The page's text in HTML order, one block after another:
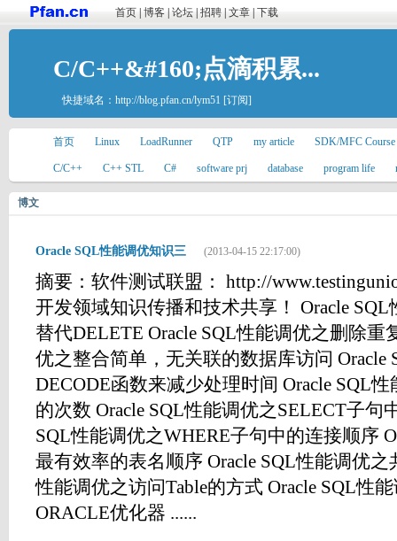
首页 博客 论坛 招聘 文章 下载
C/C++&#160;点滴积累...
快捷域名： http://blog.pfan.cn/lym51 [订阅]
首页 Linux LoadRunner QTP my article SDK/MFC Course
C/C++ C++ STL C# software prj database program life
博文
Oracle SQL性能调优知识三 (2013-04-15 22:17:00)
摘要：软件测试联盟： http://
开发领域知识传播和技术共享！ Oracle
替代DELETE Oracle SQL性能调优之删除重
优之整合简单，无关联的数据库访问 Oracle
DECODE函数来减少处理时间 Oracle SQL
的次数 Oracle SQL性能调优之SELECT子句
SQL性能调优之WHERE子句中的连接顺序
最有效率的表名顺序 Oracle SQL性能调优之
性能调优之访问Table的方式 Oracle SQL性
ORACLE优化器 ......